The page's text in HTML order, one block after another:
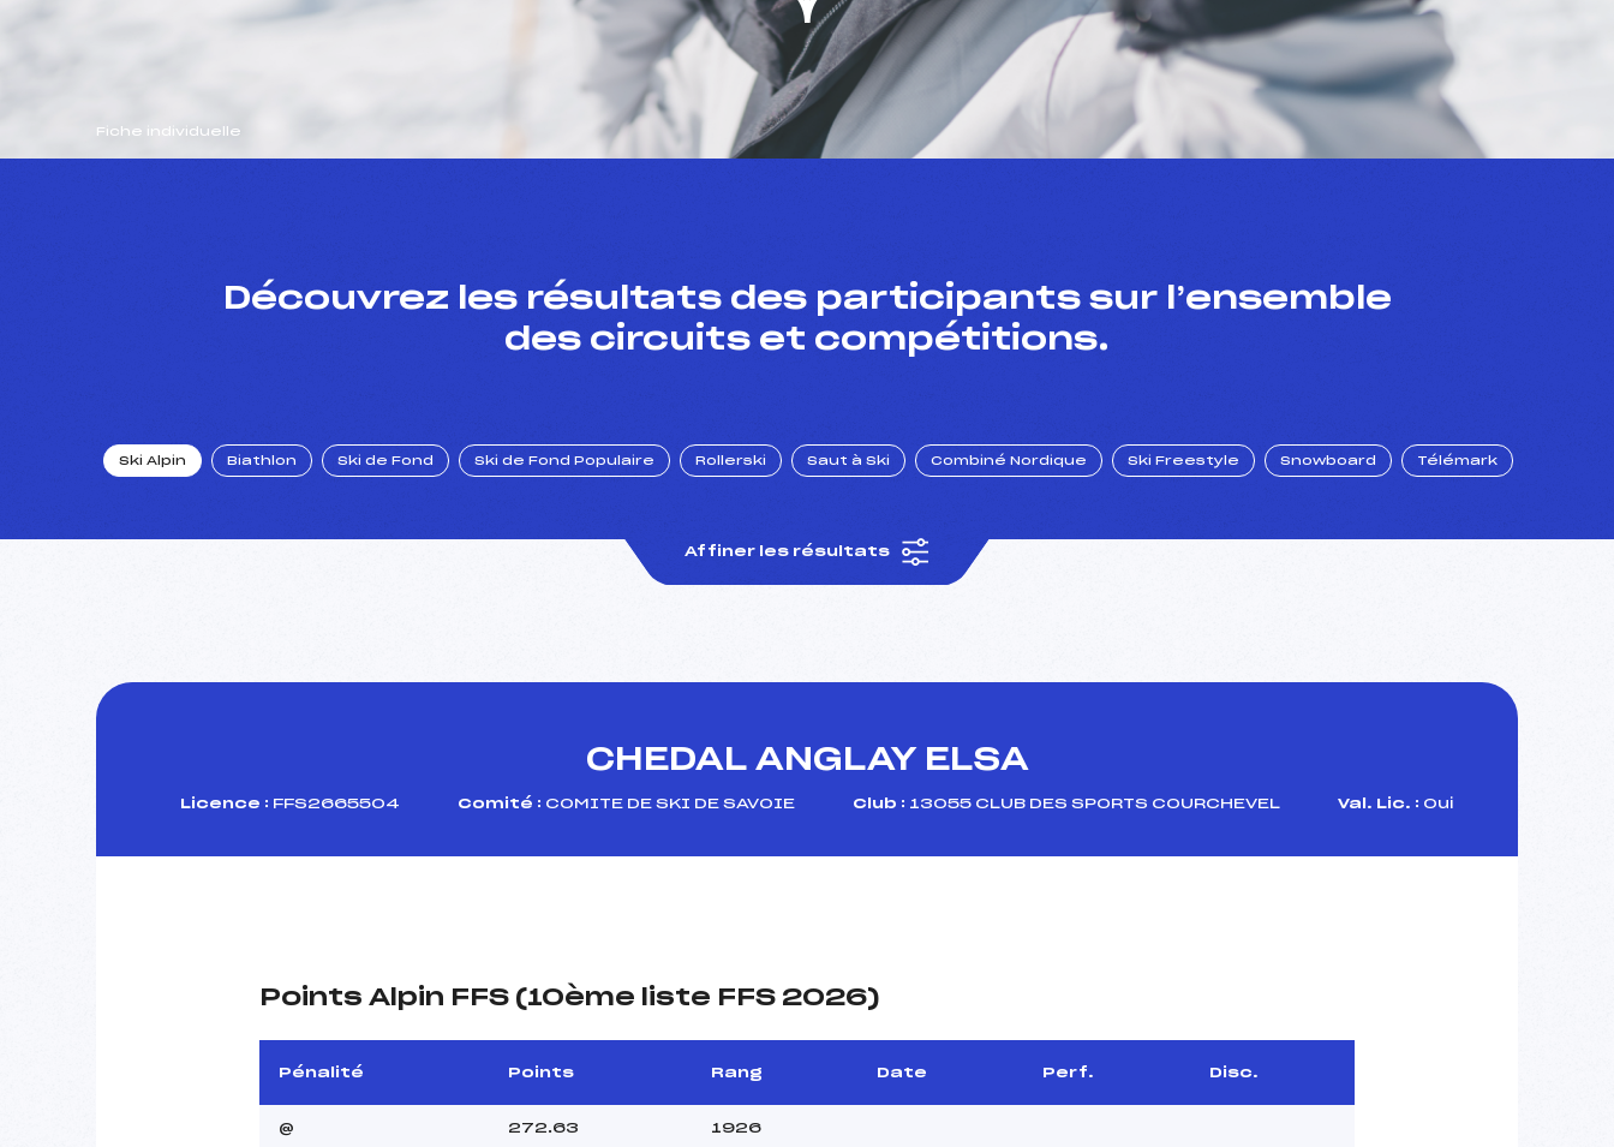
Fiche individuelle
Découvrez les résultats des participants sur l’ensemble
des circuits et compétitions.
Ski Alpin Biathlon Ski de Fond Ski de Fond Populaire Rollerski Saut à Ski Combiné Nordique Ski Freestyle Snowboard Télémark
Affiner les résultats
CHEDAL ANGLAY ELSA
Licence : FFS2665504 Comité : COMITE DE SKI DE SAVOIE Club : 13055 CLUB DES SPORTS COURCHEVEL Val. Lic. : Oui
Points Alpin FFS (10ème liste FFS 2026)
Pénalité Points Rang Date Perf. Disc.
@ 272.63 1926